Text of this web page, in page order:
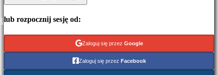
Gry
Gry
Gry
przygodowe
Gry
lub rozpocznij sesję od:
Zaloguj się przez Google
Zaloguj się przez Facebook